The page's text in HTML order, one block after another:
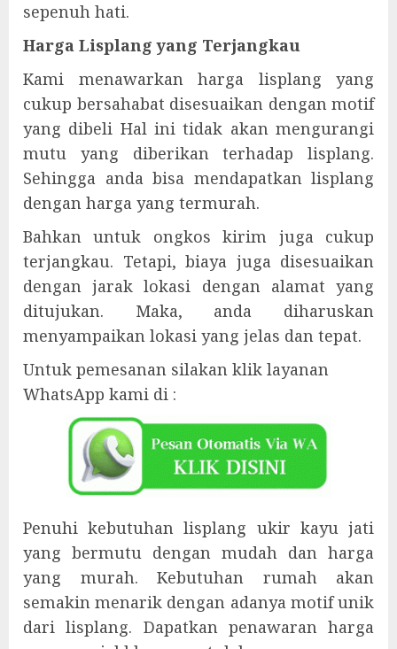
sepenuh hati.
Harga Lisplang yang Terjangkau
Kami menawarkan harga lisplang yang
cukup bersahabat disesuaikan dengan motif
yang dibeli Hal ini tidak akan mengurangi
mutu yang diberikan terhadap lisplang.
Sehingga anda bisa mendapatkan lisplang
dengan harga yang termurah.
Bahkan untuk ongkos kirim juga cukup
terjangkau. Tetapi, biaya juga disesuaikan
dengan jarak lokasi dengan alamat yang
ditujukan. Maka, anda diharuskan
menyampaikan lokasi yang jelas dan tepat.
Untuk pemesanan silakan klik layanan
WhatsApp kami di :
Penuhi kebutuhan lisplang ukir kayu jati
yang bermutu dengan mudah dan harga
yang murah. Kebutuhan rumah akan
semakin menarik dengan adanya motif unik
dari lisplang. Dapatkan penawaran harga